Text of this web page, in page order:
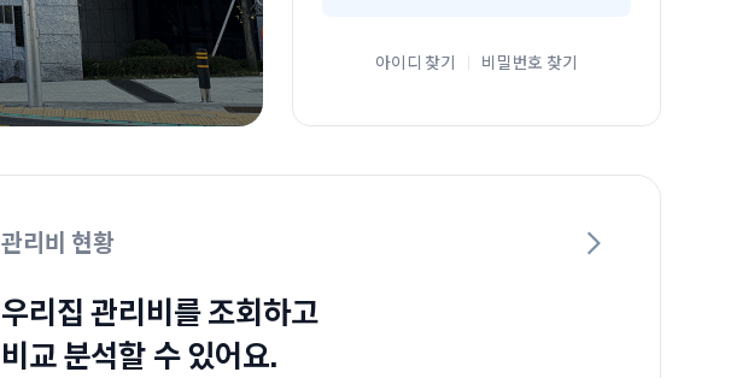
아이디 찾기 비밀번호 찾기
관리비 현황
우리집 관리비를 조회하고
비교 분석할 수 있어요.